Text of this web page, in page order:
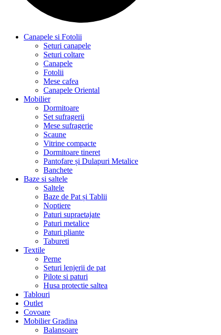
Canapele si Fotolii
Seturi canapele
Seturi coltare
Canapele
Fotolii
Mese cafea
Canapele Oriental
Mobilier
Dormitoare
Set sufragerii
Mese sufragerie
Scaune
Vitrine compacte
Dormitoare tineret
Pantofare și Dulapuri Metalice
Banchete
Baze si saltele
Saltele
Baze de Pat și Tablii
Noptiere
Paturi supraetajate
Paturi metalice
Paturi pliante
Tabureti
Textile
Perne
Seturi lenjerii de pat
Pilote si paturi
Husa protectie saltea
Tablouri
Outlet
Covoare
Mobilier Gradina
Balansoare